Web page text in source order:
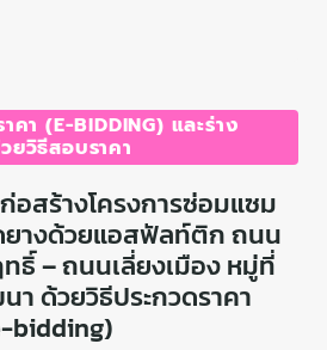
คา (E-BIDDING) และร่าง
ยวิธีสอบราคา
อสร้างโครงการซ่อมแซม
างด้วยแอสฟัลท์ติก ถนน
ธิ์ – ถนนเลี่ยงเมือง หมู่ที่
า ด้วยวิธีประกวดราคา
bidding)